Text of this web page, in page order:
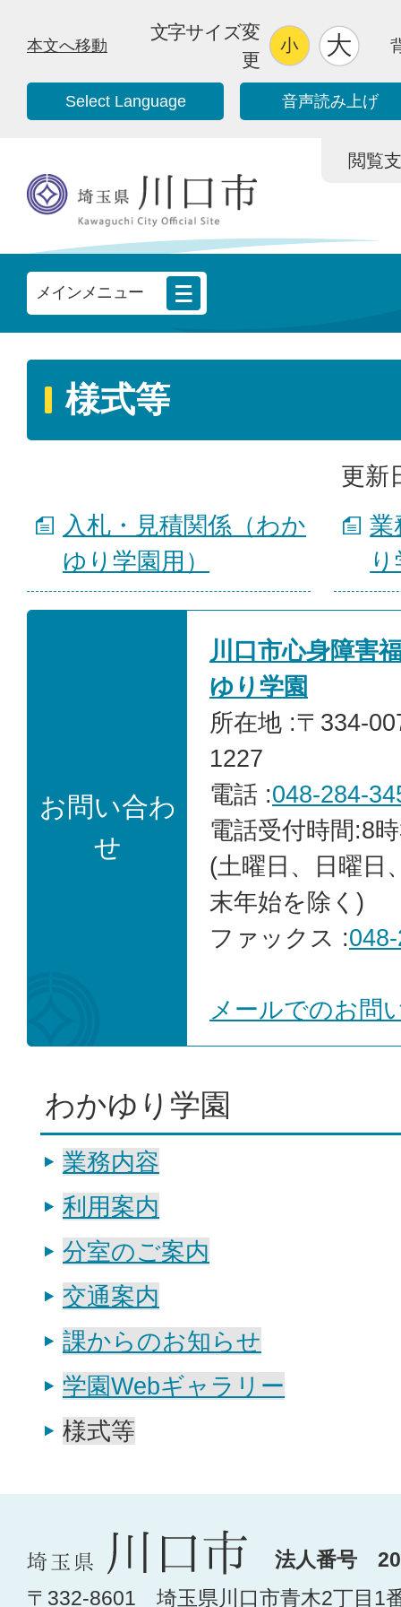
本文へ移動
文字サイズ変
更
Select Language 音声読み上げ
閲覧
メインメニュー
様式等
更新
入札・見積関係（わか
ゆり学園用）
業
お問い合わ
せ
川口市心身障害
ゆり学園
所在地 :〒334-
1227
電話 :048-284-
電話受付時間:8
(土曜日、日曜日
末年始を除く)
ファックス :
メールでのお問
わかゆり学園
業務内容
利用案内
分室のご案内
交通案内
課からのお知らせ
学園Webギャラリー
様式等
法人番号
〒332-8601 埼玉県川口市青木2丁目1